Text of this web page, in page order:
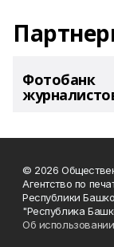
Фотобанк
© 2026
Агентство по
Республики
"Республика
Об